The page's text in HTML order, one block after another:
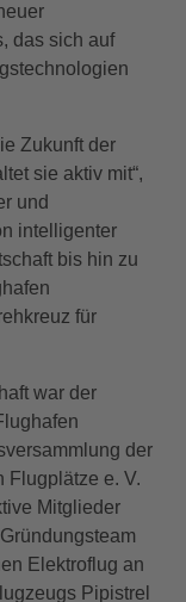
das sich auf
Zukunft der
sie aktiv mit“,
und
intelligenter
bis hin zu
für
war der
der
Flugplätze e. V.
Mitglieder
Elektroflug an
Pipistrel